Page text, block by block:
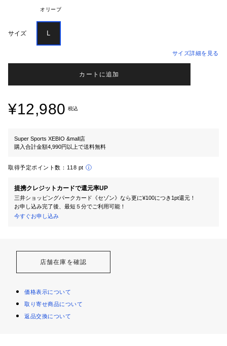
オリーブ
サイズ Ｌ
サイズ詳細を見る
カートに追加
¥12,980 税込
Super Sports XEBIO &mall店
購入合計金額4,990円以上で送料無料
取得予定ポイント数： 118 pt
提携クレジットカードで還元率UP
三井ショッピングパークカード《セゾン》なら更に¥100につき1pt還元！
お申し込み完了後、最短５分でご利用可能！
今すぐお申し込み
店舗在庫を確認
価格表示について
取り寄せ商品について
返品交換について